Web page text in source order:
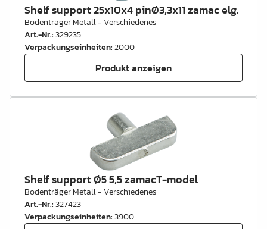
Shelf support 25x10x4 pinØ3,3x11 zamac elg.
Bodenträger Metall - Verschiedenes
Art.-Nr.:329235
Verpackungseinheiten:2000
Produkt anzeigen
Shelf support Ø5 5,5 zamacT-model
Bodenträger Metall - Verschiedenes
Art.-Nr.:327423
Verpackungseinheiten:3900